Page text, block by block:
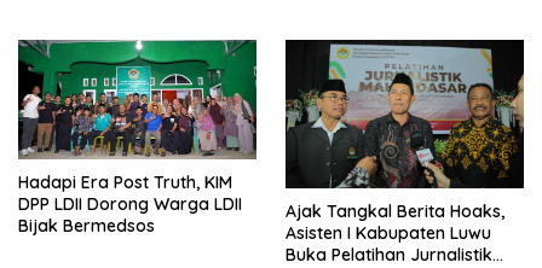
Hadapi Era Post Truth, KIM
DPP LDII Dorong Warga LDII
Bijak Bermedsos
Ajak Tangkal Berita Hoaks,
Asisten I Kabupaten Luwu
Buka Pelatihan Jurnalistik